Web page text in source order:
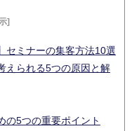
]
セミナーの集客方法10選
えられる5つの原因と解
の5つの重要ポイント